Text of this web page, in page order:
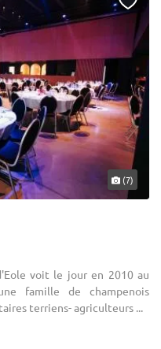
(7)
voit le jour en 2010 au
famille de champenois
terriens- agriculteurs ...